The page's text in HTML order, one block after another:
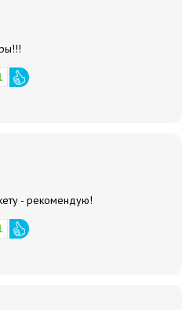
- рекомендую!